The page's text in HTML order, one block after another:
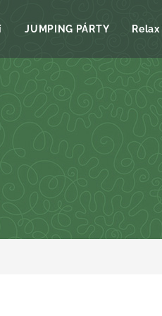
JUMPING PÁRTY